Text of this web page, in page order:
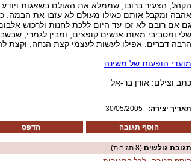
הקהל, הצעיר ברובו, שממלא את האולם בשאגות
אהבה ומקבל אותם כאילו מעולם לא עזבו את הבמה.
גם אם רובם לא זכו עד היום ללכת לחנות ולרכוש
שלי ומסביבי מאות אנשים קופצים, ומבין לגמרי,
הרבה דברים. אפילו לעשות לעצמי קצת הנחה, וקצת
מועדי הופעות של משינה
כתב וצילם: אורן בר-אל
30/05/2005 :תאריך יצירה
הדפס הוסף תגובה
תגובת גולשים (8 תגובות)